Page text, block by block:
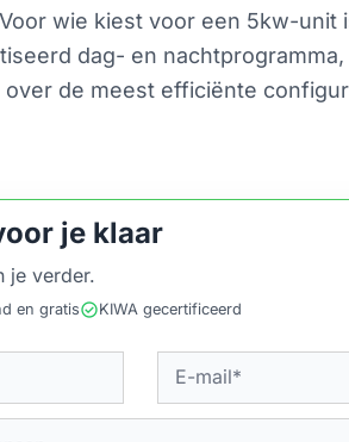
wie kiest voor een 5kw-unit
dag- en
de meest efficiënte
je klaar
je verder.
en gratischeck_circleKIWA gecertificeerd